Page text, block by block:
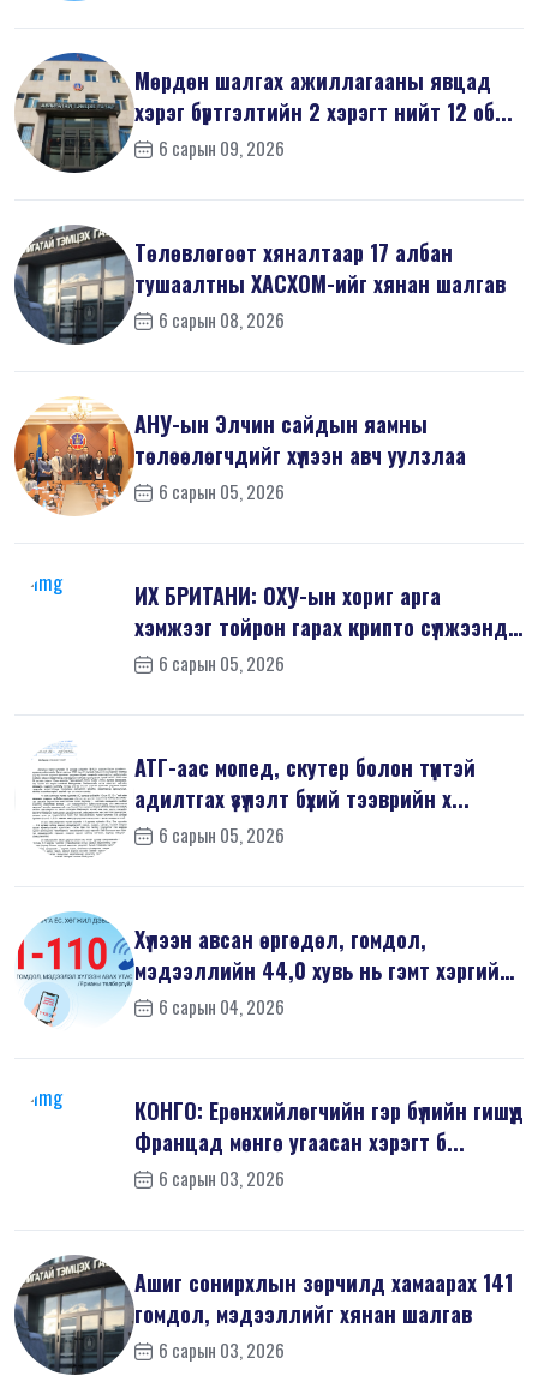
Мөрдөн шалгах ажиллагааны явцад
хэрэг бүртгэлтийн 2 хэрэгт нийт 12 об...
6 сарын 09, 2026
Төлөвлөгөөт хяналтаар 17 албан
тушаалтны ХАСХОМ-ийг хянан шалгав
6 сарын 08, 2026
АНУ-ын Элчин сайдын яамны
төлөөлөгчдийг хүлээн авч уулзлаа
6 сарын 05, 2026
ИХ БРИТАНИ: ОХУ-ын хориг арга
хэмжээг тойрон гарах крипто сүлжээнд
хор...6 сарын 05, 2026
АТГ-аас мопед, скутер болон түүнтэй
адилтгах үзүүлэлт бүхий тээврийн х...
6 сарын 05, 2026
Хүлээн авсан өргөдөл, гомдол,
мэдээллийн 44,0 хувь нь гэмт хэргийн
шин...
6 сарын 04, 2026
КОНГО: Ерөнхийлөгчийн гэр бүлийн гишүүд
Францад мөнгө угаасан хэрэгт б...
6 сарын 03, 2026
Ашиг сонирхлын зөрчилд хамаарах 141
гомдол, мэдээллийг хянан шалгав
6 сарын 03, 2026